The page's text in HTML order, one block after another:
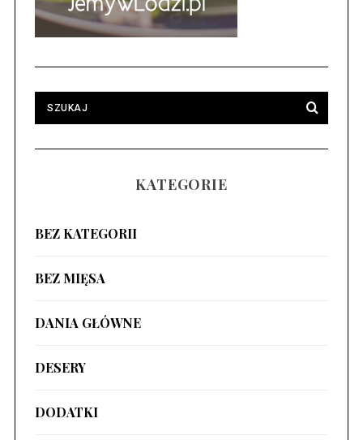
KATEGORIE
BEZ KATEGORII
BEZ MIĘSA
DANIA GŁÓWNE
DESERY
DODATKI